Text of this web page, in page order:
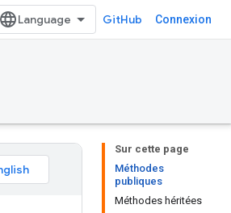
GitHub Connexion
Sur cette page
Méthodes
publiques
Méthodes héritées